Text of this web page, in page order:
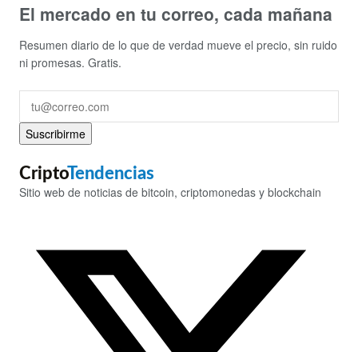
El mercado en tu correo, cada mañana
Resumen diario de lo que de verdad mueve el precio, sin ruido
ni promesas. Gratis.
Suscribirme
CriptoTendencias
Sitio web de noticias de bitcoin, criptomonedas y blockchain